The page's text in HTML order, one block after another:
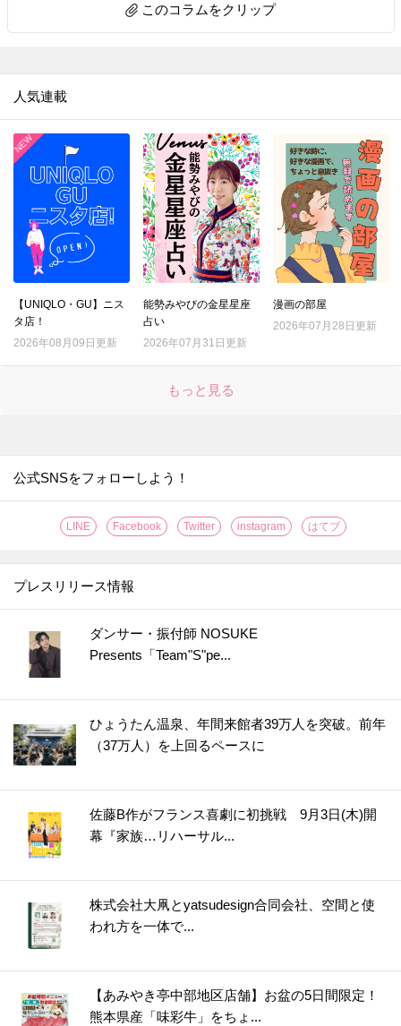
このコラムをクリップ
人気連載
【UNIQLO・GU】ニス
タ店！
2026年08月09日更新
能勢みやびの金星星座
占い
2026年07月31日更新
漫画の部屋
2026年07月28日更新
もっと見る
公式SNSをフォローしよう！
LINE Facebook Twitter instagram はてブ
プレスリリース情報
ダンサー・振付師 NOSUKE
Presents「Team"S"pe...
ひょうたん温泉、年間来館者39万人を突破。前年
（37万人）を上回るペースに
佐藤B作がフランス喜劇に初挑戦 9月3日(木)開
幕『家族…リハーサル...
株式会社大凧とyatsudesign合同会社、空間と使
われ方を一体で...
【あみやき亭中部地区店舗】お盆の5日間限定！
熊本県産「味彩牛」をちょ...